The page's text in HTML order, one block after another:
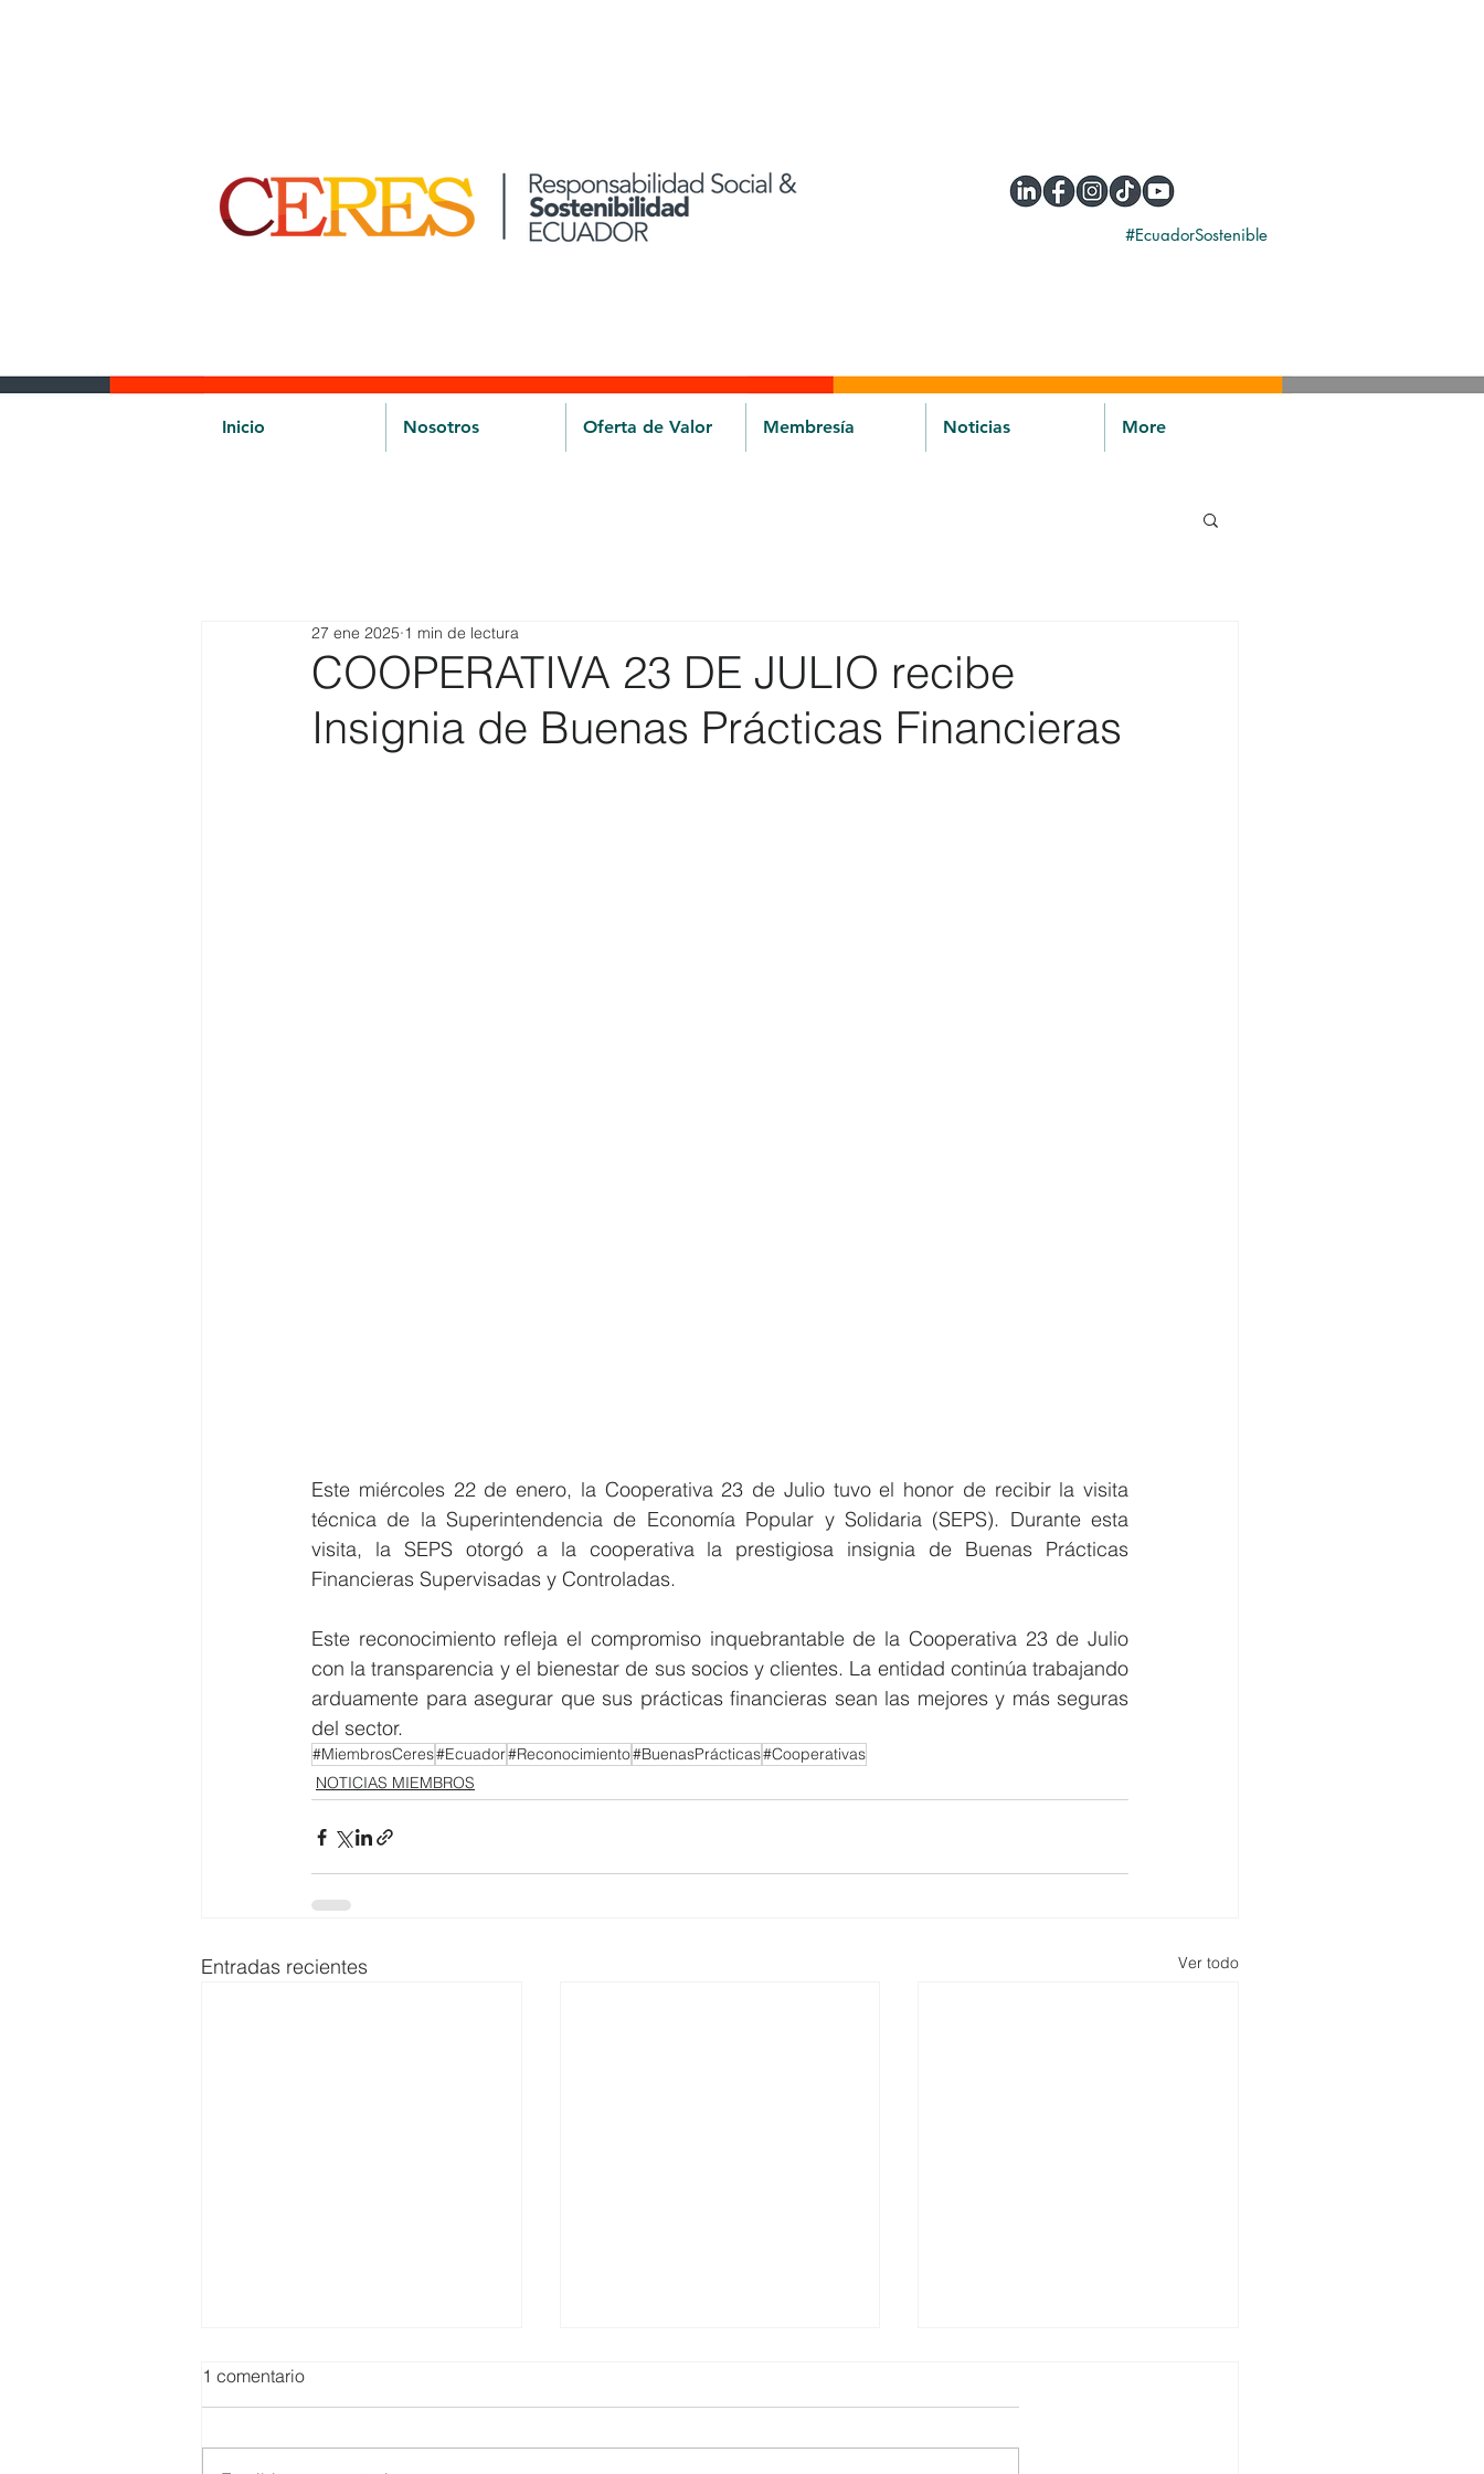
#EcuadorSostenible
Inicio Nosotros Oferta de Valor Membresía Noticias More
COOPERATIVA 23 DE JULIO recibe
Insignia de Buenas Prácticas Financieras
27 ene 2025 1 min de lectura
Este miércoles 22 de enero, la Cooperativa 23 de Julio tuvo el honor de recibir la visita
técnica de la Superintendencia de Economía Popular y Solidaria (SEPS). Durante esta
visita, la SEPS otorgó a la cooperativa la prestigiosa insignia de Buenas Prácticas
Financieras Supervisadas y Controladas.
Este reconocimiento refleja el compromiso inquebrantable de la Cooperativa 23 de Julio
con la transparencia y el bienestar de sus socios y clientes. La entidad continúa trabajando
arduamente para asegurar que sus prácticas financieras sean las mejores y más seguras
del sector.
#MiembrosCeres#Ecuador#Reconocimiento#BuenasPrácticas#Cooperativas
NOTICIAS MIEMBROS
Entradas recientes Ver todo
1 comentario